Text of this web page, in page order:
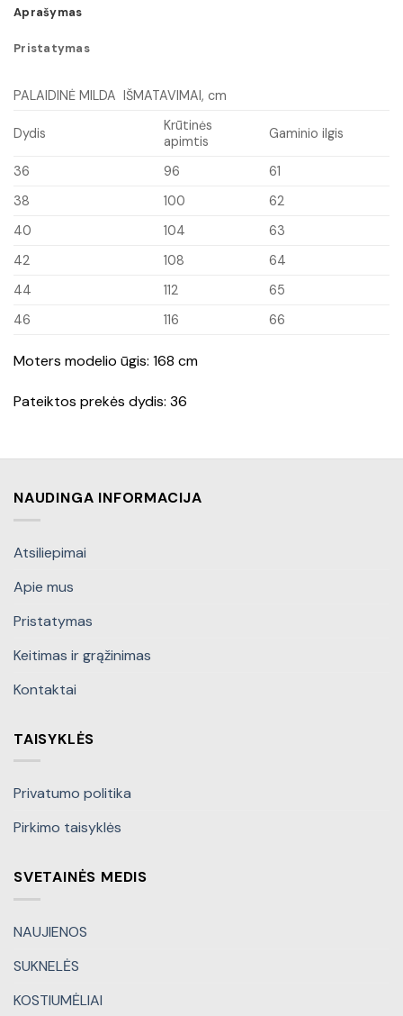
Aprašymas
Pristatymas
PALAIDINĖ MILDA IŠMATAVIMAI, cm
Dydis
Krūtinės
apimtis
Gaminio ilgis
36 96
61
38
100
62
40
104
63
42
108
64
44
112
65
46
116 66
Moters modelio ūgis: 168 cm
Pateiktos prekės dydis: 36
NAUDINGA INFORMACIJA
Atsiliepimai
Apie mus
Pristatymas
Keitimas ir grąžinimas
Kontaktai
TAISYKLĖS
Privatumo politika
Pirkimo taisyklės
SVETAINĖS MEDIS
NAUJIENOS
SUKNELĖS
KOSTIUMĖLIAI